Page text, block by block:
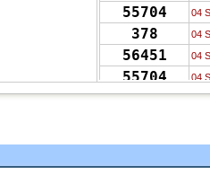
55704 04
378 04
56451 04
55704 04
56406 04
56451
56431